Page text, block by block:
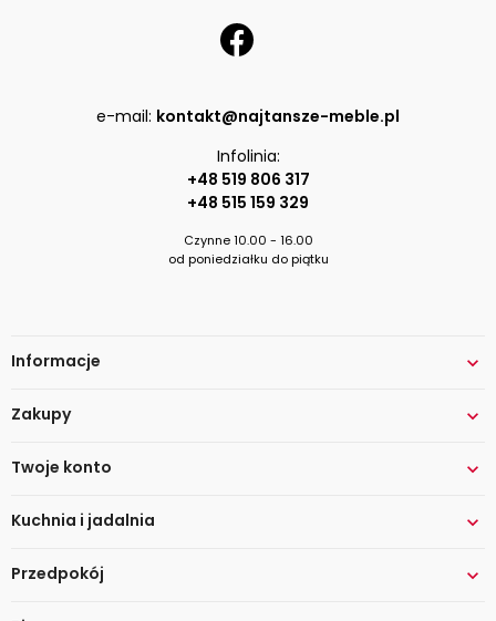
e-mail: kontakt@najtansze-meble.pl
Infolinia:
+48 519 806 317
+48 515 159 329
Czynne 10.00 - 16.00
od poniedziałku do piątku
Informacje 
Zakupy 
Twoje konto 
Kuchnia i jadalnia 
Przedpokój 